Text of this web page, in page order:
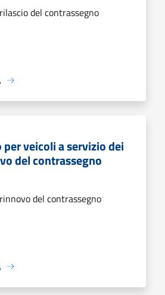
del contrassegno
veicoli a servizio dei
del contrassegno
del contrassegno